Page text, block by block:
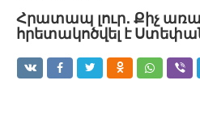
Հրատապ լուր․ Քիչ
հրետակոծվել է